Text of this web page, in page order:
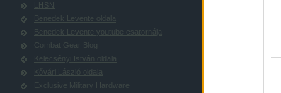
LHSN
Benedek Levente oldala
Benedek Levente youtube csatornája
Combat Gear Blog
Kelecsényi István oldala
Kővári László oldala
Exclusive Military Hardware